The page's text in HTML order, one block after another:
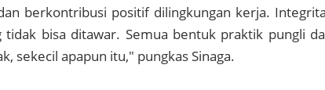
berkontribusi positif dilingkungan kerja.
tidak bisa ditawar. Semua bentuk praktik pungli
sekecil apapun itu," pungkas Sinaga.